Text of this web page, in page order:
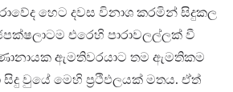
හෙට දවස විනාශ කරමින් සිදුකල
එරෙහි පාරාවලල්ලක් වී
ඇමතිවරයාට තම ඇමතිකම
සිදු වුයේ මෙහි ප්‍රථිඵලයක් මතය. ඒත්